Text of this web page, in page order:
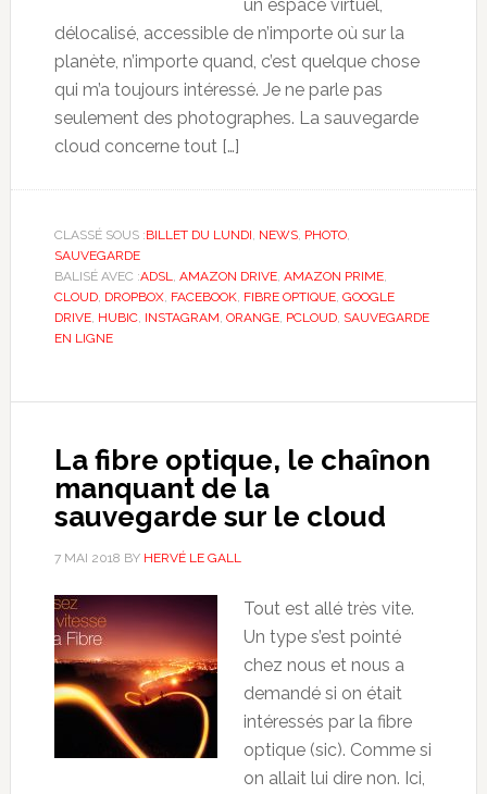
un espace virtuel,
délocalisé, accessible de n’importe où sur la
planète, n’importe quand, c’est quelque chose
qui m’a toujours intéressé. Je ne parle pas
seulement des photographes. La sauvegarde
cloud concerne tout […]
CLASSÉ SOUS :BILLET DU LUNDI NEWS, PHOTO,
SAUVEGARDE
BALISÉ AVEC :ADSL AMAZON DRIVE, AMAZON PRIME,
CLOUD, DROPBOX, FACEBOOK, FIBRE OPTIQUE, GOOGLE
DRIVE, HUBIC, INSTAGRAM ORANGE, PCLOUD, SAUVEGARDE
EN LIGNE
La fibre optique, le chaînon
manquant de la
sauvegarde sur le cloud
7 MAI 2018 BY HERVÉ LE GALL
Tout est allé très vite.
Un type s’est pointé
chez nous et nous a
demandé si on était
intéressés par la fibre
optique (sic). Comme si
on allait lui dire non. Ici,